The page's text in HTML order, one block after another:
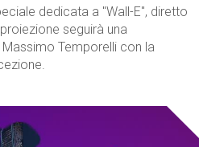
dedicata a "Wall-E", diretto
seguirà una
Temporelli con la